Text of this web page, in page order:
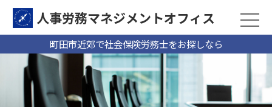
町田市近郊で社会保険労務士をお探しなら
人事労務マネジメントオフィス